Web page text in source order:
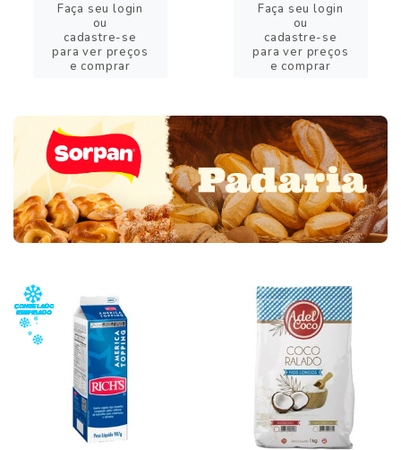
Faça seu login
ou
cadastre-se
para ver preços
e comprar
Faça seu login
ou
cadastre-se
para ver preços
e comprar